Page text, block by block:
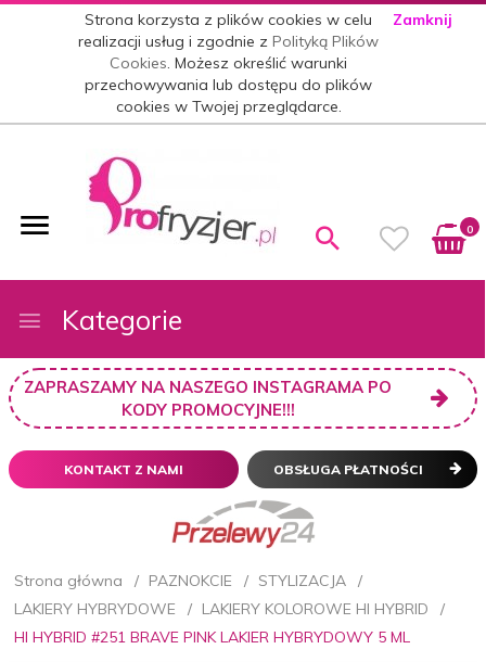
Strona korzysta z plików cookies w celu
realizacji usług i zgodnie zPolityką Plików
Cookies. Możesz określić warunki
przechowywania lub dostępu do plików
cookies w Twojej przeglądarce.
Zamknij
0
Kategorie
ZAPRASZAMY NA NASZEGO INSTAGRAMA PO
KODY PROMOCYJNE!!!
KONTAKT Z NAMI OBSŁUGA PŁATNOŚCI
Strona główna PAZNOKCIE
STYLIZACJA
LAKIERY HYBRYDOWE
LAKIERY KOLOROWE HI HYBRID
HI HYBRID #251 BRAVE PINK LAKIER HYBRYDOWY 5 ML